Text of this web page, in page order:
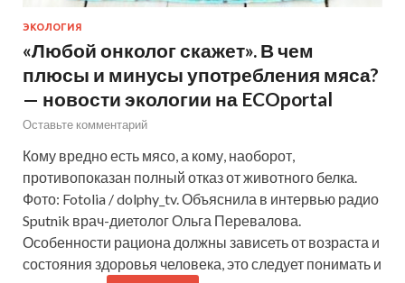
ЭКОЛОГИЯ
«Любой онколог скажет». В чем
плюсы и минусы употребления мяса?
— новости экологии на ECOportal
Оставьте комментарий
Кому вредно есть мясо, а кому, наоборот,
противопоказан полный отказ от животного белка.
Фото: Fotolia / dolphy_tv. Объяснила в интервью радио
Sputnik врач-диетолог Ольга Перевалова.
Особенности рациона должны зависеть от возраста и
состояния здоровья человека, это следует понимать и